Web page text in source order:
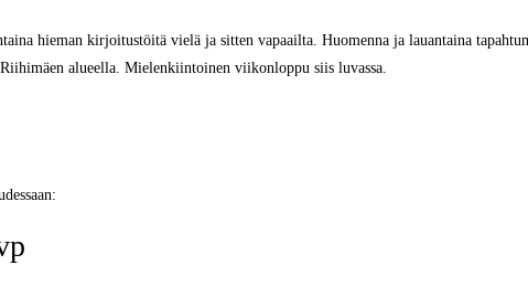
hieman kirjoitustöitä vielä ja sitten vapaailta. Huomenna ja lauantaina
alueella. Mielenkiintoinen viikonloppu siis luvassa.